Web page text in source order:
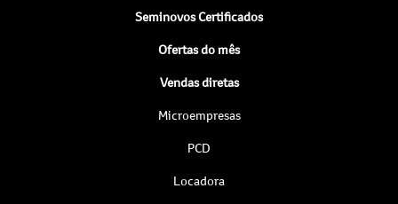
Seminovos Certificados
Ofertas do mês
Vendas diretas
Microempresas
PCD
Locadora